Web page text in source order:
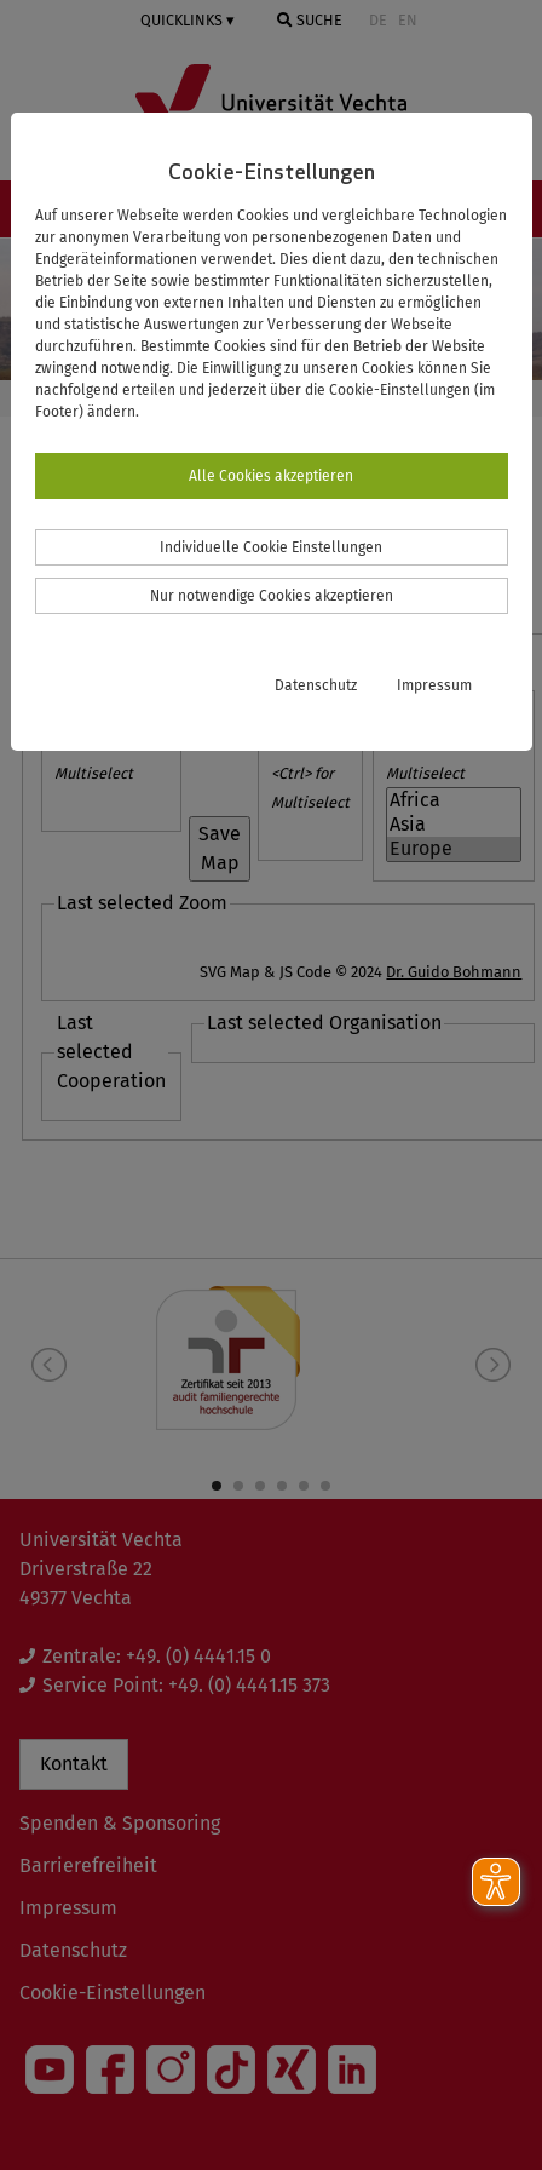
Cookie-Einstellungen
Auf unserer Webseite werden Cookies und vergleichbare Technologien
zur anonymen Verarbeitung von personenbezogenen Daten und
Endgeräteinformationen verwendet. Dies dient dazu, den technischen
Betrieb der Seite sowie bestimmter Funktionalitäten sicherzustellen,
die Einbindung von externen Inhalten und Diensten zu ermöglichen
und statistische Auswertungen zur Verbesserung der Webseite
durchzuführen. Bestimmte Cookies sind für den Betrieb der Website
zwingend notwendig. Die Einwilligung zu unseren Cookies können Sie
nachfolgend erteilen und jederzeit über die Cookie-Einstellungen (im
Footer) ändern.
Alle Cookies akzeptieren
Individuelle Cookie Einstellungen
Nur notwendige Cookies akzeptieren
Datenschutz Impressum
QUICKLINKS SUCHE DE EN
NAVIGATION ≡
STARTSEITE VISTRA PROJEKTE KOOPERATIONEN
Multiselect
Save
Map
Zoom to
<Ctrl> for
Multiselect
Zoom to
Multiselect
Last selected Zoom
SVG Map & JS Code © 2024 Dr. Guido Bohmann
Last
selected
Cooperation
Last selected Organisation
Universität Vechta
Driverstraße 22
49377 Vechta
Zentrale: +49. (0) 4441.15 0
Service Point: +49. (0) 4441.15 373
Kontakt
Spenden & Sponsoring
Barrierefreiheit
Impressum
Datenschutz
Cookie-Einstellungen